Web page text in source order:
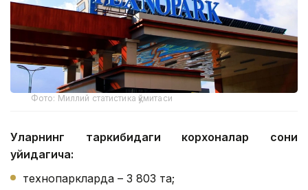
Фото: Миллий статистика қўмитаси
Уларнинг таркибидаги корхоналар сони
қуйидагича:
технопаркларда – 3 803 та;